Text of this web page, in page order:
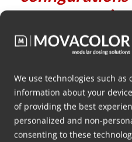
We use technologies such as
information about your
of providing the best
personalized and non-
consenting to these
MDS